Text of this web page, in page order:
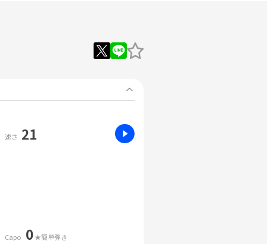
速さ 21
Capo 0★簡単弾き